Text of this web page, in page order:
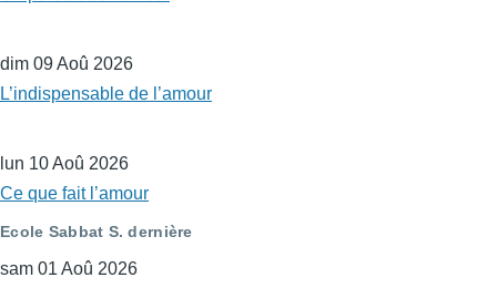
dim 09 Aoû 2026
L’indispensable de l’amour
lun 10 Aoû 2026
Ce que fait l’amour
Ecole Sabbat S. dernière
sam 01 Aoû 2026